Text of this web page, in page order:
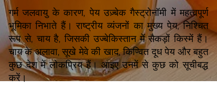
गर्म जलवायु के कारण, पेय उज़्बेक गैस्ट्रोनॉमी में महत्वपूर्ण
भूमिका निभाते हैं। राष्ट्रीय व्यंजनों का मुख्य पेय, निश्चित
रूप से, चाय है, जिसकी उज्बेकिस्तान में सैकड़ों किस्में हैं।
चाय के अलावा, सूखे मेवे की खाद, किण्वित दूध पेय और बहुत
कुछ देश में लोकप्रिय हैं। आइए उनमें से कुछ को सूचीबद्ध
करें।